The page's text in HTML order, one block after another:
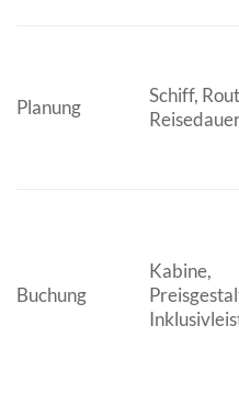
Planung
Schiff,
Buchung
Kabine,